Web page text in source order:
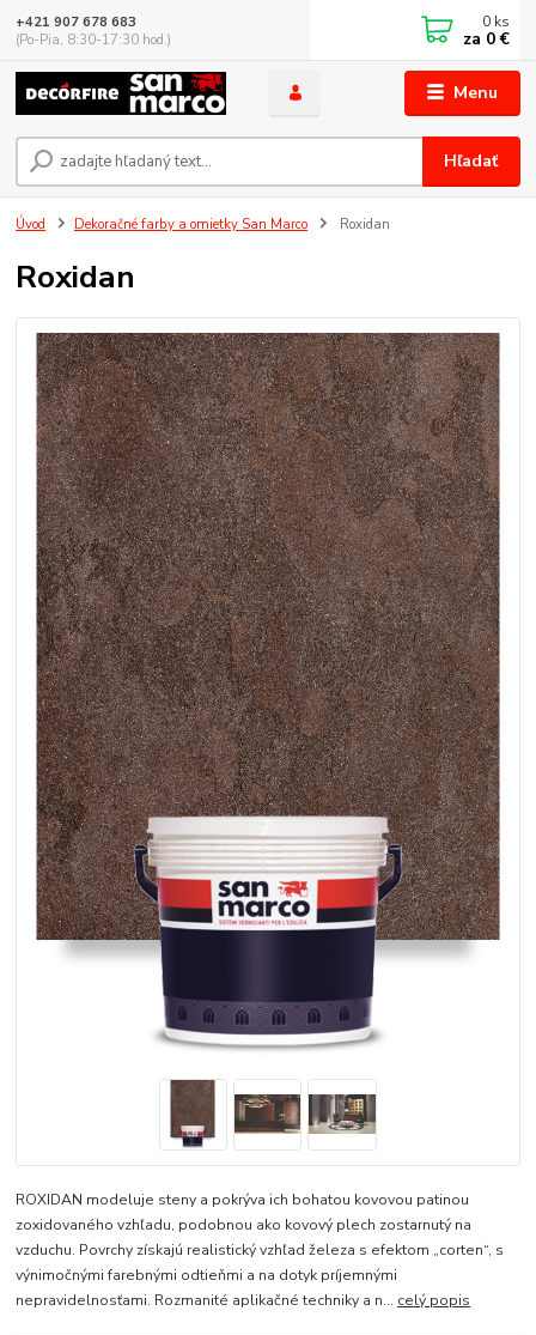
Menu
Hľadať
+421 907 678 683
(Po-Pia, 8:30-17:30 hod.)
0 ks
za 0 €
Úvod Dekoračné farby a omietky San Marco Roxidan
Roxidan
ROXIDAN modeluje steny a pokrýva ich bohatou kovovou patinou
zoxidovaného vzhľadu, podobnou ako kovový plech zostarnutý na
vzduchu. Povrchy získajú realistický vzhľad železa s efektom „corten“, s
výnimočnými farebnými odtieňmi a na dotyk príjemnými
nepravidelnosťami. Rozmanité aplikačné techniky a n... celý popis